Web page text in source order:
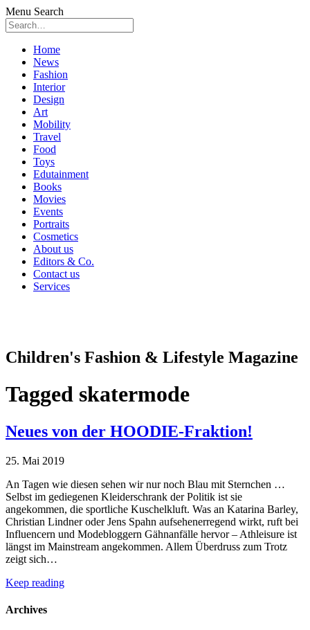
Menu Search
Skip
content
Home
News
Fashion
Interior
Design
Art
Mobility
Travel
Food
Toys
Edutainment
Books
Movies
Events
Portraits
Cosmetics
About us
Editors & Co.
Contact us
Services
Children's Fashion & Lifestyle Magazine
Tagged skatermode
Neues von der HOODIE-Fraktion!
25. Mai 2019
An Tagen wie diesen sehen wir nur noch Blau mit Sternchen …
Selbst im gediegenen Kleiderschrank der Politik ist sie
angekommen, die sportliche Kuschelkluft. Was an Katarina Barley,
Christian Lindner oder Jens Spahn aufsehenerregend wirkt, ruft bei
Influencern und Modebloggern Gähnanfälle hervor – Athleisure ist
längst im Mainstream angekommen. Allem Überdruss zum Trotz
zeigt sich…
Keep reading
Archives